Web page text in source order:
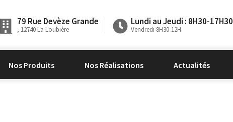
79 Rue Devèze Grande
, 12740 La Loubière
Lundi au Jeudi : 8H30-17H30
Vendredi 8H30-12H
Nos Produits Nos Réalisations Actualités